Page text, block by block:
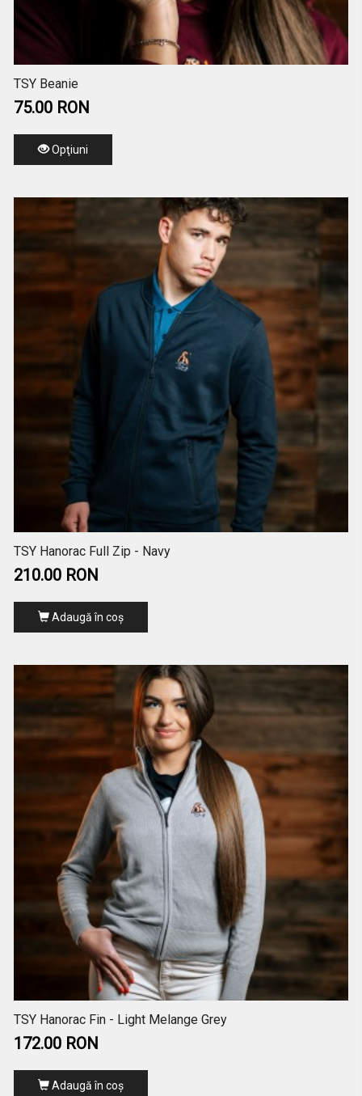
TSY Beanie
75.00 RON
Opţiuni
TSY Hanorac Full Zip - Navy
210.00 RON
Adaugă în coş
TSY Hanorac Fin - Light Melange Grey
172.00 RON
Adaugă în coş